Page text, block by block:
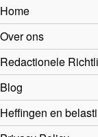
Home
Over ons
Redactionele
Blog
Heffingen en